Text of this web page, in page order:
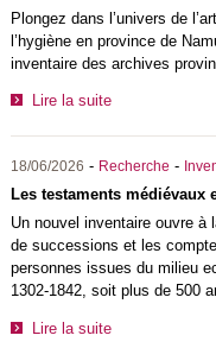
Plongez dans l’univers de
l’hygiène en province de
inventaire des archives
Lire la suite
18/06/2026 - Recherche -
Les testaments médiévaux
Un nouvel inventaire ouvre
de successions et les
personnes issues du milieu
1302-1842, soit plus de 500
Lire la suite